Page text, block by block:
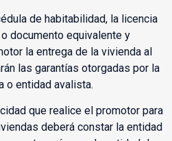
de habitabilidad, la licencia
documento equivalente y
la entrega de la vivienda al
las garantías otorgadas por la
o entidad avalista.
que realice el promotor para
deberá constar la entidad